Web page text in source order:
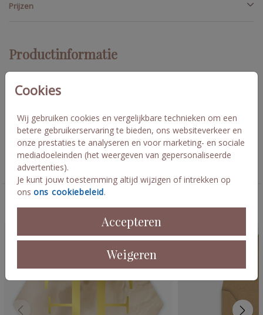
Cookies
Wij gebruiken cookies en vergelijkbare technieken om een
betere gebruikerservaring te bieden, ons websiteverkeer en
onze prestaties te analyseren en voor marketing- en sociale
mediadoeleinden (het weergeven van gepersonaliseerde
advertenties).
Je kunt jouw toestemming altijd wijzigen of intrekken op
ons ons cookiebeleid.
Accepteren
Weigeren
Prijzen
Productinformatie
Omschrijving
mm doorsnede geeft 20 stuks op een vel.
Collectie
sluitzegel op maat
Deze kaarten vind je misschien ook leuk